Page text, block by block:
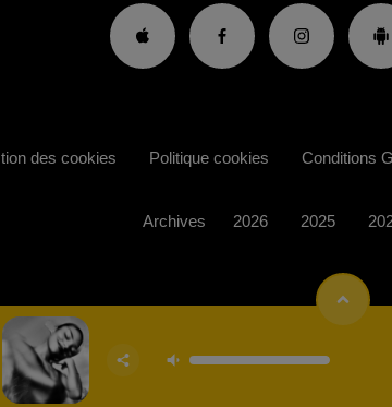
des cookies Politique cookies Conditions
Archives 2026 2025